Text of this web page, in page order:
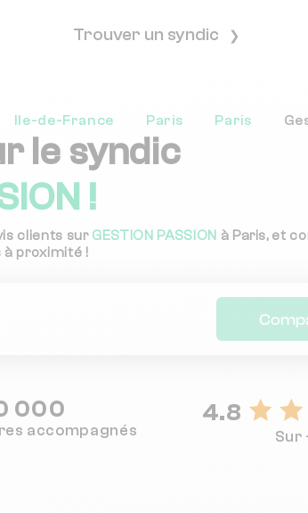
Trouver un syndic
Ile-de-France Paris Paris
le syndic
!
clients sur GESTION PASSION à Paris, et
à proximité !
000
accompagnés
4.8
Sur